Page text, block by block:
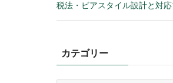
税法・ビアスタイル設計と対
カテゴリー